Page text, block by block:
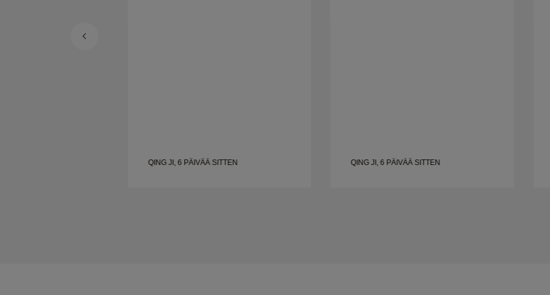
QING JI, 6 PÄIVÄÄ SITTEN QING JI, 6 PÄIVÄÄ SITTEN